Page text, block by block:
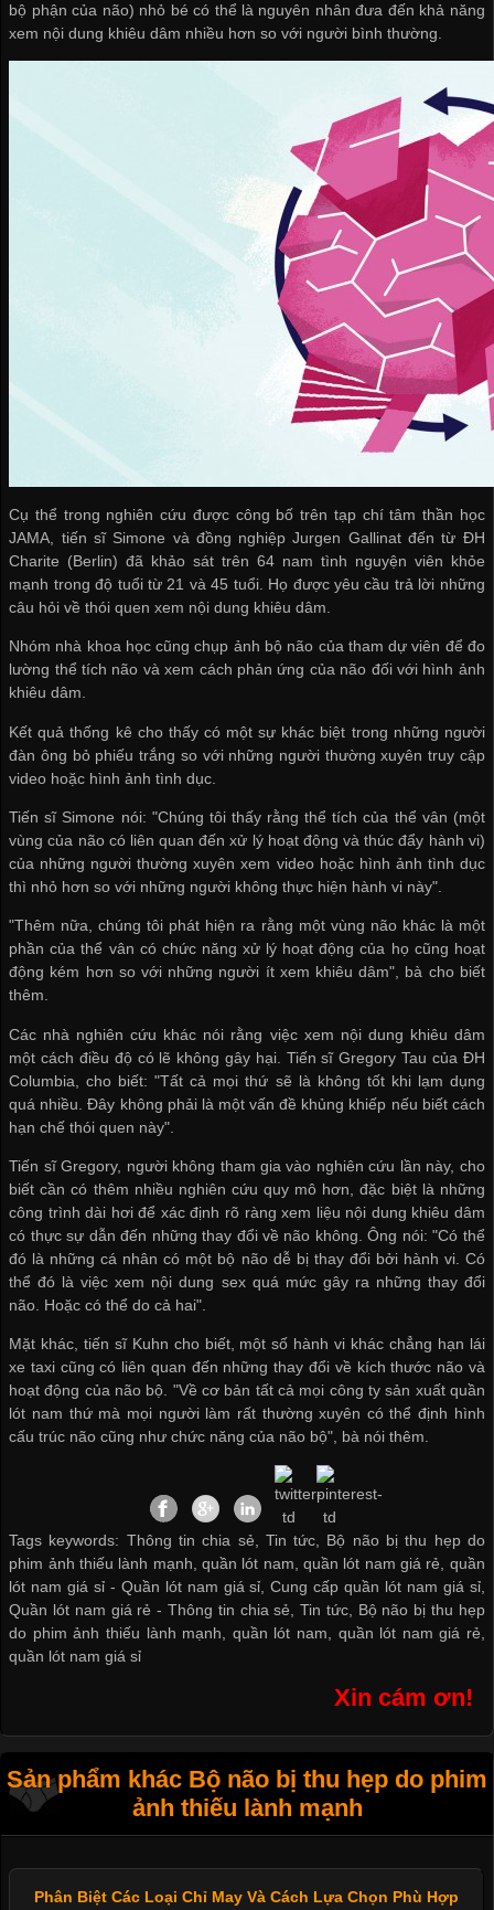
bộ phận của não) nhỏ bé có thể là nguyên nhân đưa đến khả năng
xem nội dung khiêu dâm nhiều hơn so với người bình thường.
Cụ thể trong nghiên cứu được công bố trên tạp chí tâm thần học
JAMA, tiến sĩ Simone và đồng nghiệp Jurgen Gallinat đến từ ĐH
Charite (Berlin) đã khảo sát trên 64 nam tình nguyện viên khỏe
mạnh trong độ tuổi từ 21 và 45 tuổi. Họ được yêu cầu trả lời những
câu hỏi về thói quen xem nội dung khiêu dâm.
Nhóm nhà khoa học cũng chụp ảnh bộ não của tham dự viên để đo
lường thể tích não và xem cách phản ứng của não đối với hình ảnh
khiêu dâm.
Kết quả thống kê cho thấy có một sự khác biệt trong những người
đàn ông bỏ phiếu trắng so với những người thường xuyên truy cập
video hoặc hình ảnh tình dục.
Tiến sĩ Simone nói: "Chúng tôi thấy rằng thể tích của thể vân (một
vùng của não có liên quan đến xử lý hoạt động và thúc đẩy hành vi)
của những người thường xuyên xem video hoặc hình ảnh tình dục
thì nhỏ hơn so với những người không thực hiện hành vi này".
"Thêm nữa, chúng tôi phát hiện ra rằng một vùng não khác là một
phần của thể vân có chức năng xử lý hoạt động của họ cũng hoạt
động kém hơn so với những người ít xem khiêu dâm", bà cho biết
thêm.
Các nhà nghiên cứu khác nói rằng việc xem nội dung khiêu dâm
một cách điều độ có lẽ không gây hại. Tiến sĩ Gregory Tau của ĐH
Columbia, cho biết: "Tất cả mọi thứ sẽ là không tốt khi lạm dụng
quá nhiều. Đây không phải là một vấn đề khủng khiếp nếu biết cách
hạn chế thói quen này".
Tiến sĩ Gregory, người không tham gia vào nghiên cứu lần này, cho
biết cần có thêm nhiều nghiên cứu quy mô hơn, đặc biệt là những
công trình dài hơi để xác định rõ ràng xem liệu nội dung khiêu dâm
có thực sự dẫn đến những thay đổi về não không. Ông nói: "Có thể
đó là những cá nhân có một bộ não dễ bị thay đổi bởi hành vi. Có
thể đó là việc xem nội dung sex quá mức gây ra những thay đổi
não. Hoặc có thể do cả hai".
Mặt khác, tiến sĩ Kuhn cho biết, một số hành vi khác chẳng hạn lái
xe taxi cũng có liên quan đến những thay đổi về kích thước não và
hoạt động của não bộ. "Về cơ bản tất cả mọi công ty sản xuất quần
lót nam thứ mà mọi người làm rất thường xuyên có thể định hình
cấu trúc não cũng như chức năng của não bộ", bà nói thêm.
Tags keywords: Thông tin chia sẻ, Tin tức, Bộ não bị thu hẹp do
phim ảnh thiếu lành mạnh, quần lót nam, quần lót nam giá rẻ, quần
lót nam giá sỉ - Quần lót nam giá sỉ ,Cung cấp quần lót nam giá sỉ,
Quần lót nam giá rẻ - Thông tin chia sẻ ,Tin tức, Bộ não bị thu hẹp
do phim ảnh thiếu lành mạnh
quần lót nam quần lót nam giá rẻ
quần lót nam giá sỉ
Xin cám ơn!
Sản phẩm khác Bộ não bị thu hẹp do phim
ảnh thiếu lành mạnh
Phân Biệt Các Loại Chỉ May Và Cách Lựa Chọn Phù Hợp